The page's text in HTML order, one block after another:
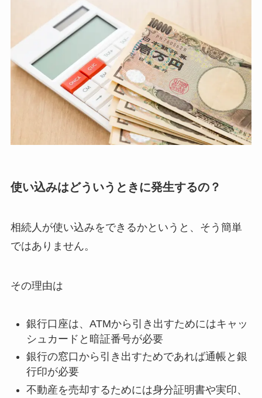
使い込みはどういうときに発生するの？
相続人が使い込みをできるかというと、そう簡単
ではありません。
その理由は
銀行口座は、ATMから引き出すためにはキャッ
シュカードと暗証番号が必要
銀行の窓口から引き出すためであれば通帳と銀
行印が必要
不動産を売却するためには身分証明書や実印、